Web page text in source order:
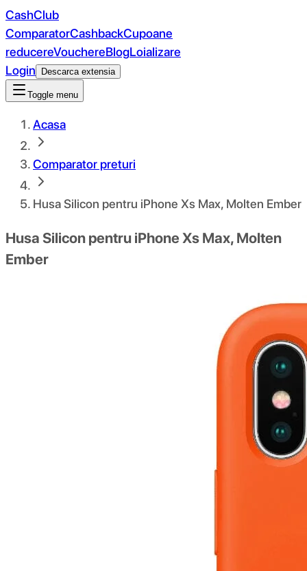
CashClub
ComparatorCashbackCupoane
reducereVouchereBlogLoializare
Login
Descarca extensia
Toggle menu
Acasa
Comparator preturi
Husa Silicon pentru iPhone Xs Max, Molten Ember
Husa Silicon pentru iPhone Xs Max, Molten
Ember